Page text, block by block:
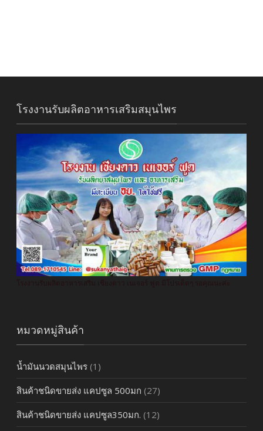
โรงงานรับผลิตอาหารเสริมสมุนไพร
หมวดหมู่สินค้า
น้ำมันนวดสมุนไพร (1)
สินค้าชนิดขายส่ง แคปซูล 500มก (27)
สินค้าชนิดขายส่ง แคปซูล350มก. (12)